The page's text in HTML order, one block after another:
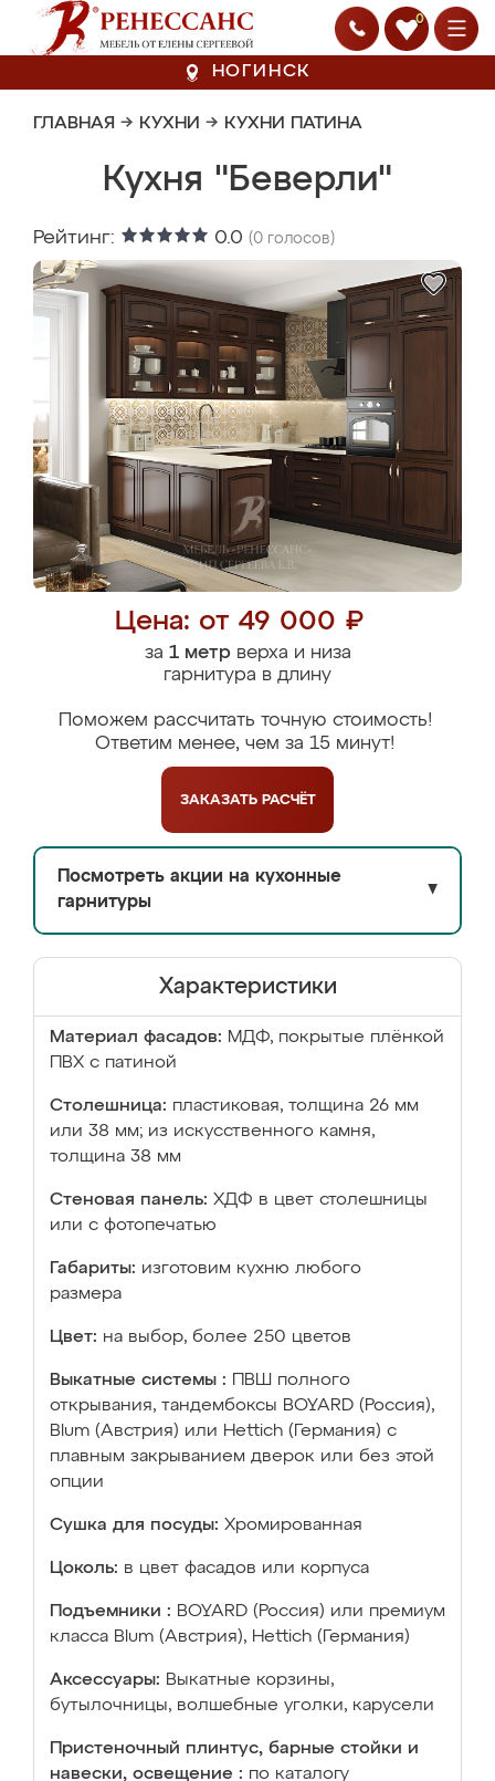
0
НОГИНСК
ГЛАВНАЯ → КУХНИ → КУХНИ ПАТИНА
Кухня "Беверли"
Рейтинг: 0.0 (0 голосов)
Цена: от 49 000 ₽
за 1 метрверха и низа
гарнитура в длину
Поможем рассчитать точную стоимость!
Ответим менее, чем за 15 минут!
ЗАКАЗАТЬ РАСЧЁТ
Посмотреть акции на кухонные
гарнитуры
▼
Характеристики
Материал фасадов: МДФ, покрытые плёнкой
ПВХ с патиной
Столешница: пластиковая, толщина 26 мм
или 38 мм; из искусственного камня,
толщина 38 мм
Стеновая панель: ХДФ в цвет столешницы
или с фотопечатью
Габариты: изготовим кухню любого
размера
Цвет: на выбор, более 250 цветов
Выкатные системы :
ПВШ полного
открывания, тандембоксы BOYARD (Россия),
Blum (Австрия) или Hettich (Германия) с
плавным закрыванием дверок или без этой
опции
Сушка для посуды: Хромированная
Цоколь: в цвет фасадов или корпуса
Подъемники : BOYARD (Россия) или премиум
класса Blum (Австрия), Hettich (Германия)
Аксессуары: Выкатные корзины,
бутылочницы, волшебные уголки, карусели
Пристеночный плинтус, барные стойки и
навески, освещение : по каталогу